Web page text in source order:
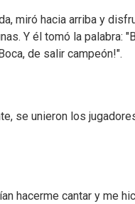
miró hacia arriba y
Y él tomó la palabra:
de salir campeón!".
se unieron los
hacerme cantar y me